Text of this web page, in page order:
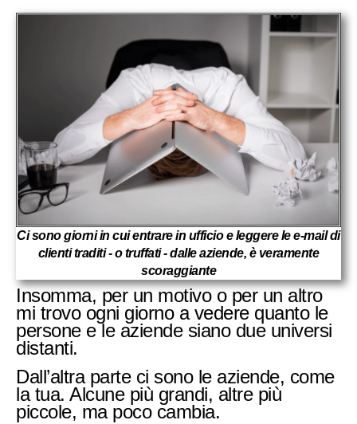
Ci sono giorni in cui entrare in ufficio e leggere le e-mail di
clienti traditi - o truffati - dalle aziende, è veramente
scoraggiante
Insomma, per un motivo o per un altro
mi trovo ogni giorno a vedere quanto le
persone e le aziende siano due universi
distanti.
Dall’altra parte ci sono le aziende, come
la tua. Alcune più grandi, altre più
piccole, ma poco cambia.